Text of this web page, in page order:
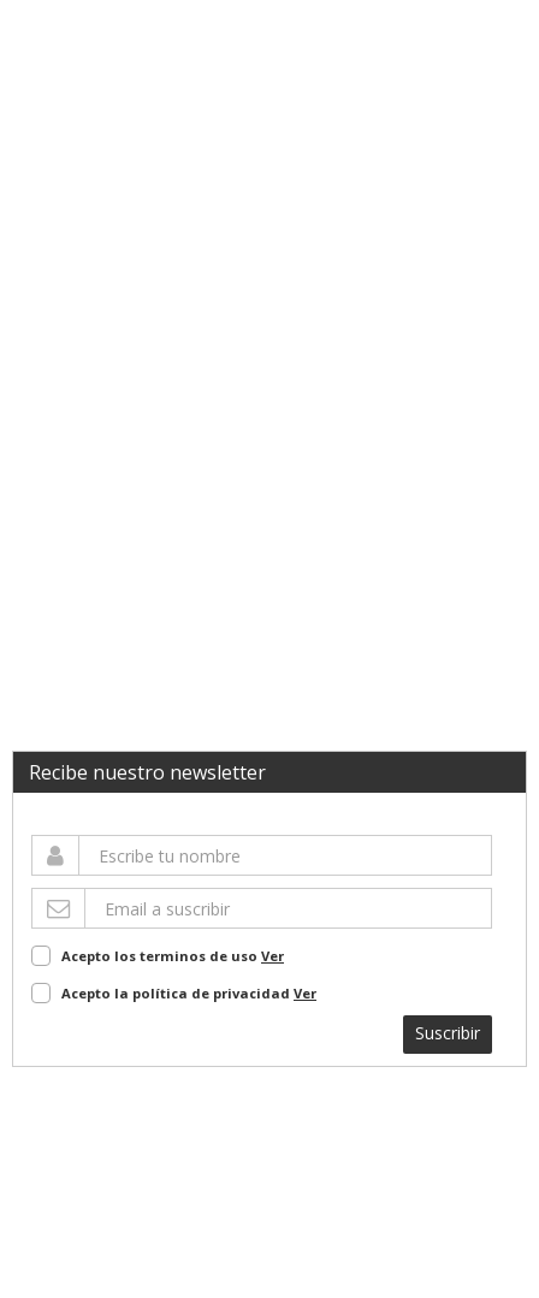
Recibe nuestro newsletter
Acepto los terminos de uso Ver
Acepto la política de privacidad Ver
Suscribir